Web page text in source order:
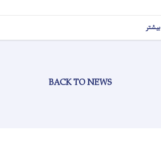
بیشتر
BACK TO NEWS